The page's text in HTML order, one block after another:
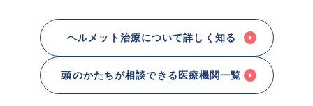
ヘルメット治療について詳しく知る
頭のかたちが相談できる医療機関一覧